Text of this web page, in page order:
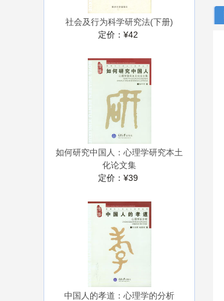
社会及行为科学研究法(下册)
定价： ¥42
如何研究中国人：心理学研究本土
化论文集
定价： ¥39
中国人的孝道：心理学的分析